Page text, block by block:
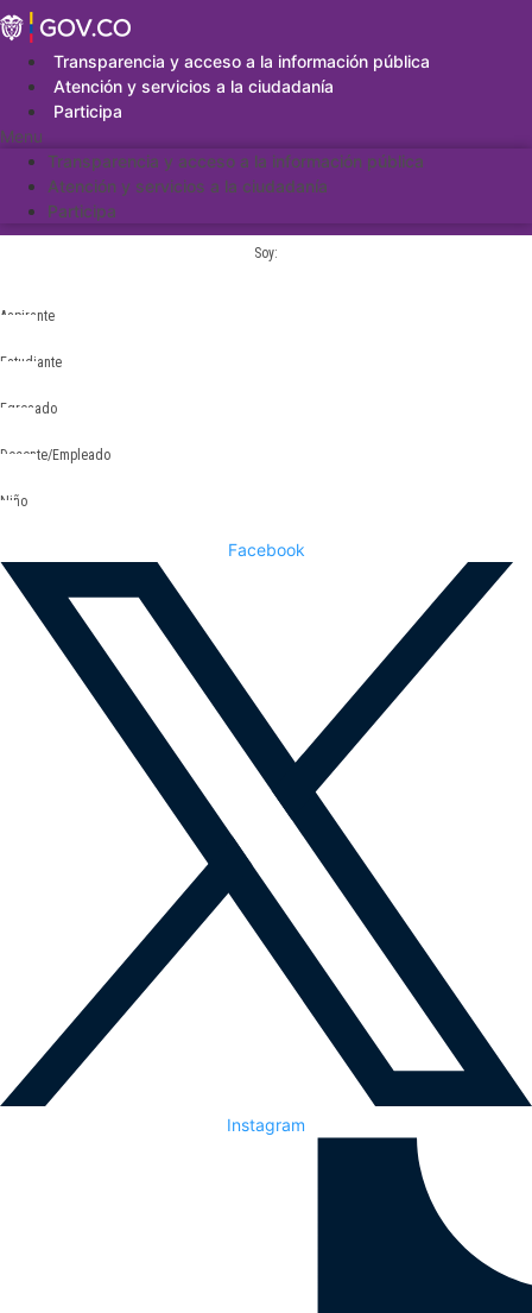
Saltar
al
contenidoTransparencia y acceso a la información pública
Atención y servicios a la ciudadanía
Participa
Menu
Transparencia y acceso a la información pública
Atención y servicios a la ciudadanía
Participa
Soy:
Aspirante
Estudiante
Egresado
Docente/Empleado
Niño
Facebook
Instagram